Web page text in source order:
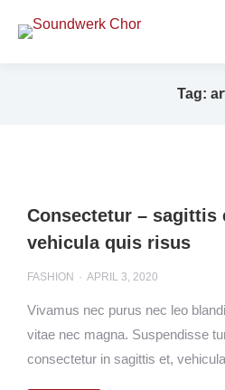
Tag:
Consectetur – sagittis
vehicula quis risus
FASHION APRIL 3, 2020
Vivamus nec purus nec leo
vitae nec magna. Suspendisse
consectetur in sagittis et,